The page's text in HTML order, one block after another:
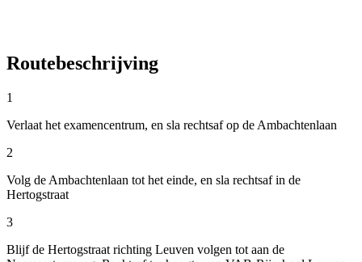
Routebeschrijving
1
Verlaat het examencentrum, en sla rechtsaf op de Ambachtenlaan
2
Volg de Ambachtenlaan tot het einde, en sla rechtsaf in de
Hertogstraat
3
Blijf de Hertogstraat richting Leuven volgen tot aan de